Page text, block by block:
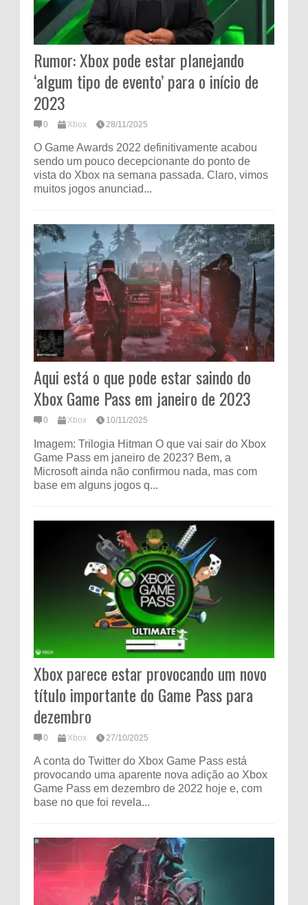
Rumor: Xbox pode estar planejando
‘algum tipo de evento’ para o início de
2023
0 Xbox 28/11/2025
O Game Awards 2022 definitivamente acabou
sendo um pouco decepcionante do ponto de
vista do Xbox na semana passada. Claro, vimos
muitos jogos anunciad...
Aqui está o que pode estar saindo do
Xbox Game Pass em janeiro de 2023
0 Xbox 10/11/2025
Imagem: Trilogia Hitman O que vai sair do Xbox
Game Pass em janeiro de 2023? Bem, a
Microsoft ainda não confirmou nada, mas com
base em alguns jogos q...
Xbox parece estar provocando um novo
título importante do Game Pass para
dezembro
0 Xbox 27/10/2025
A conta do Twitter do Xbox Game Pass está
provocando uma aparente nova adição ao Xbox
Game Pass em dezembro de 2022 hoje e, com
base no que foi revela...